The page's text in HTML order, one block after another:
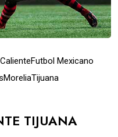
Futbol Mexicano
MoreliaTijuana
TIJUANA